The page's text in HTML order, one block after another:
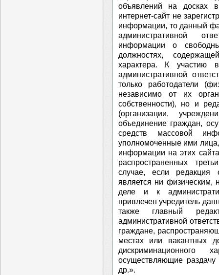
объявлений на досках
интернет-сайт не
информации, то данный
административной
информации о
должностях,
характера. К участию
административной
только работодатели
независимо от их
собственности), но и
(организации,
объединение граждан,
средств массовой
уполномоченные ими
информации на этих
распространенных
случае, если редакция
является ни физическим,
деле и к
привлечен учредитель
также главный
административной
граждане,
местах или вакантных
дискриминационного
осуществляющие
др.».